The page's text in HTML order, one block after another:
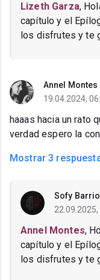
Lizeth Garza,
capítulo y el
los disfrutes y te
Annel Montes
19.04.2024,
haaas hacia un rato
verdad espero la
Mostrar 3
Sofy
Annel Montes,
capítulo y el
los disfrutes y te